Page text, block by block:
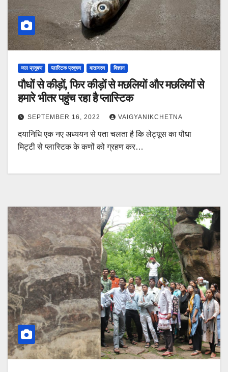
जल प्रदुषण प्लास्टिक प्रदूषण वातावरण विज्ञान
पौधों से कीड़ों, फिर कीड़ों से मछलियों और मछलियों से
हमारे भीतर पहुंच रहा है प्लास्टिक
SEPTEMBER 16, 2022 VAIGYANIKCHETNA
दयानिधि एक नए अध्ययन से पता चलता है कि लेट्यूस का पौधा
मिट्टी से प्लास्टिक के कणों को ग्रहण कर…